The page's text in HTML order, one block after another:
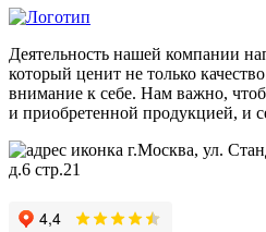
Деятельность нашей компании
который ценит не только
внимание к себе. Нам важно,
и приобретенной продукцией, и
г.Москва, ул.
д.6 стр.21